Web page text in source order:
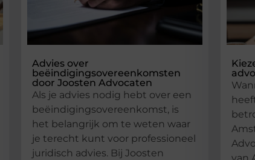
Advies over
beëindigingsovereenkomsten
door Joosten Advocaten
Als je advies nodig hebt over een
beëindigingsovereenkomst, is
het belangrijk om te weten waar
je terecht kunt voor professioneel
juridisch advies. Bij Joosten